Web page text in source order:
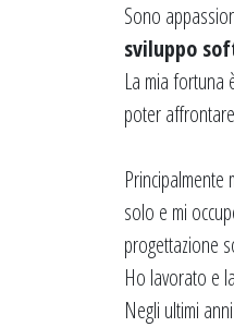
Sono
sviluppo
La mia fortuna
poter
solo e mi
progettazione
Ho lavorato e
Negli ultimi